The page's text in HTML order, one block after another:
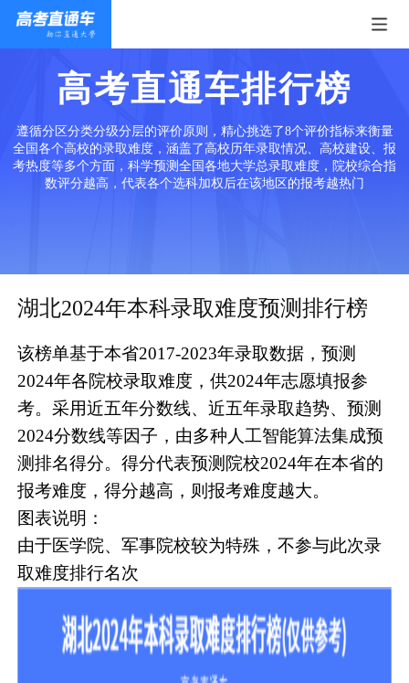
高考直通车排行榜
遵循分区分类分级分层的评价原则，精心挑选了8个评价指标来衡量
全国各个高校的录取难度，涵盖了高校历年录取情况、高校建设、报
考热度等多个方面，科学预测全国各地大学总录取难度，院校综合指
数评分越高，代表各个选科加权后在该地区的报考越热门
湖北2024年本科录取难度预测排行榜
该榜单基于本省2017-2023年录取数据，预测
2024年各院校录取难度，供2024年志愿填报参
考。采用近五年分数线、近五年录取趋势、预测
2024分数线等因子，由多种人工智能算法集成预
测排名得分。得分代表预测院校2024年在本省的
报考难度，得分越高，则报考难度越大。
图表说明：
由于医学院、军事院校较为特殊，不参与此次录
取难度排行名次